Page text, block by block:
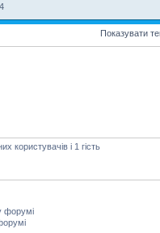
Показувати
і 1 гість
форумі